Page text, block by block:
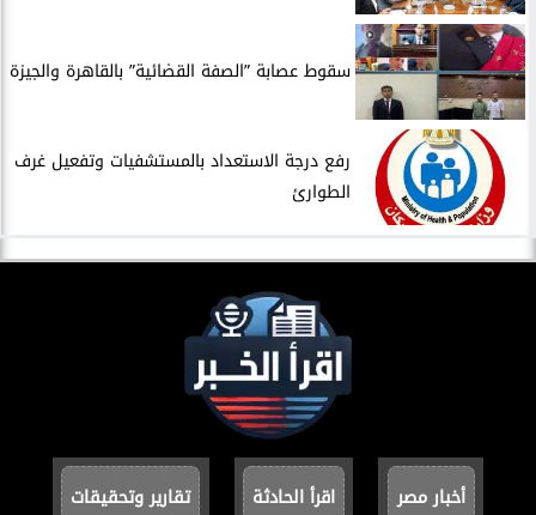
سقوط عصابة ”الصفة القضائية” بالقاهرة والجيزة
​رفع درجة الاستعداد بالمستشفيات وتفعيل غرف
الطوارئ
أخبار مصر اقرأ الحادثة تقارير وتحقيقات